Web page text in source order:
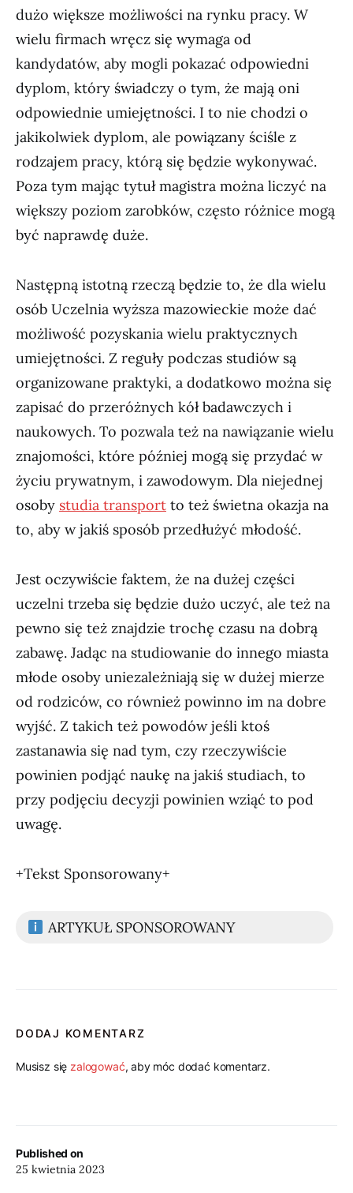
Published on
25 kwietnia 2023
dużo większe możliwości na rynku pracy. W
wielu firmach wręcz się wymaga od
kandydatów, aby mogli pokazać odpowiedni
dyplom, który świadczy o tym, że mają oni
odpowiednie umiejętności. I to nie chodzi o
jakikolwiek dyplom, ale powiązany ściśle z
rodzajem pracy, którą się będzie wykonywać.
Poza tym mając tytuł magistra można liczyć na
większy poziom zarobków, często różnice mogą
być naprawdę duże.
Następną istotną rzeczą będzie to, że dla wielu
osób Uczelnia wyższa mazowieckie może dać
możliwość pozyskania wielu praktycznych
umiejętności. Z reguły podczas studiów są
organizowane praktyki, a dodatkowo można się
zapisać do przeróżnych kół badawczych i
naukowych. To pozwala też na nawiązanie wielu
znajomości, które później mogą się przydać w
życiu prywatnym, i zawodowym. Dla niejednej
osoby studia transport to też świetna okazja na
to, aby w jakiś sposób przedłużyć młodość.
Jest oczywiście faktem, że na dużej części
uczelni trzeba się będzie dużo uczyć, ale też na
pewno się też znajdzie trochę czasu na dobrą
zabawę. Jadąc na studiowanie do innego miasta
młode osoby uniezależniają się w dużej mierze
od rodziców, co również powinno im na dobre
wyjść. Z takich też powodów jeśli ktoś
zastanawia się nad tym, czy rzeczywiście
powinien podjąć naukę na jakiś studiach, to
przy podjęciu decyzji powinien wziąć to pod
uwagę.
+Tekst Sponsorowany+
ARTYKUŁ SPONSOROWANY
DODAJ KOMENTARZ
Musisz się zalogować, aby móc dodać komentarz.